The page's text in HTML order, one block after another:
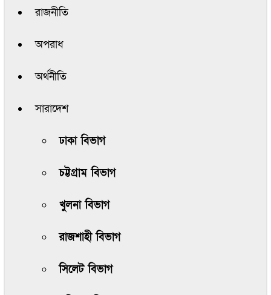
রাজনীতি
অপরাধ
অর্থনীতি
সারাদেশ
ঢাকা বিভাগ
চট্টগ্রাম বিভাগ
খুলনা বিভাগ
রাজশাহী বিভাগ
সিলেট বিভাগ